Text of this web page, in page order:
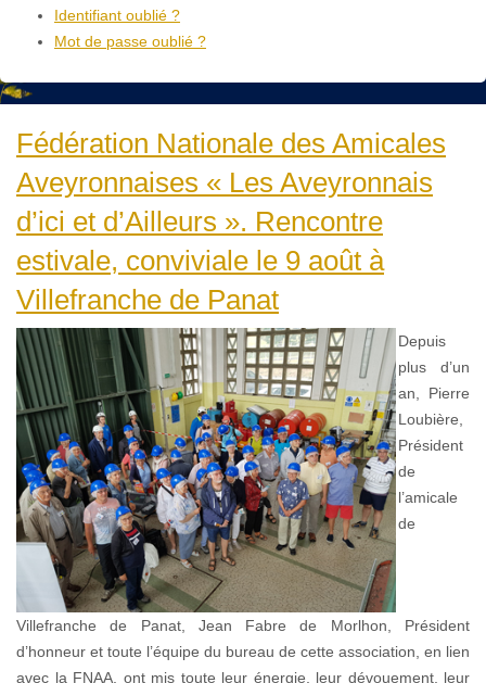
Identifiant oublié ?
Mot de passe oublié ?
Fédération Nationale des Amicales
Aveyronnaises « Les Aveyronnais
d’ici et d’Ailleurs ». Rencontre
estivale, conviviale le 9 août à
Villefranche de Panat
Depuis
plus d’un
an, Pierre
Loubière,
Président
de
l’amicale
de
Villefranche de Panat, Jean Fabre de Morlhon, Président
d’honneur et toute l’équipe du bureau de cette association, en lien
avec la FNAA, ont mis toute leur énergie, leur dévouement, leur